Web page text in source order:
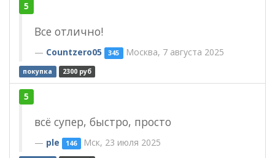
5
Все отлично!
Countzero05 345 Москва, 7 августа 2025
покупка 2300 руб
5
всё супер, быстро, просто
ple 146 Мск, 23 июля 2025